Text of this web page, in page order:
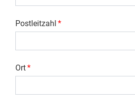
Postleitzahl *
Ort*